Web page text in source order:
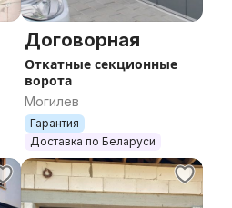
Договорная
Откатные секционные
ворота
Могилев
Гарантия
Доставка по Беларуси